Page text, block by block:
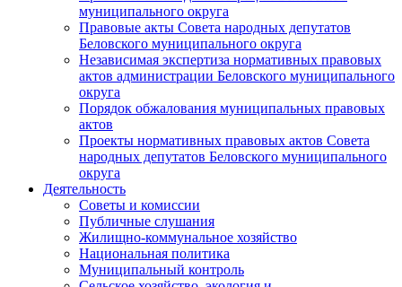
муниципального округа
Правовые акты Совета народных депутатов
Беловского муниципального округа
Независимая экспертиза нормативных правовых
актов администрации Беловского муниципального
округа
Порядок обжалования муниципальных правовых
актов
Проекты нормативных правовых актов Совета
народных депутатов Беловского муниципального
округа
Деятельность
Советы и комиссии
Публичные слушания
Жилищно-коммунальное хозяйство
Национальная политика
Муниципальный контроль